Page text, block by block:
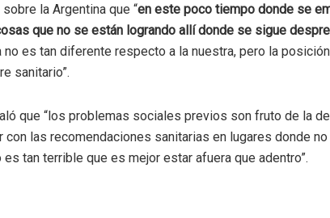
la Argentina que “en este poco tiempo donde se
que no se están logrando allí donde se sigue
no es tan diferente respecto a la nuestra, pero la
sanitario”.
que “los problemas sociales previos son fruto de la
las recomendaciones sanitarias en lugares donde no
es tan terrible que es mejor estar afuera que adentro”.